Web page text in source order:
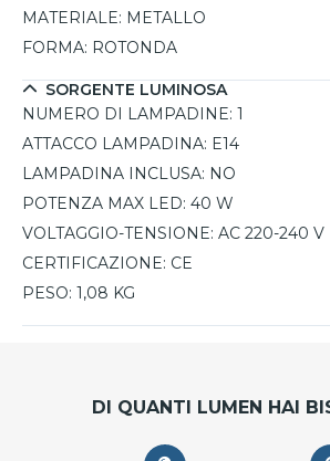
MATERIALE: METALLO
FORMA: ROTONDA
SORGENTE LUMINOSA
NUMERO DI LAMPADINE: 1
ATTACCO LAMPADINA: E14
LAMPADINA INCLUSA: NO
POTENZA MAX LED: 40 W
VOLTAGGIO-TENSIONE: AC 220-240 V
CERTIFICAZIONE: CE
PESO: 1,08 KG
DI QUANTI LUMEN HAI